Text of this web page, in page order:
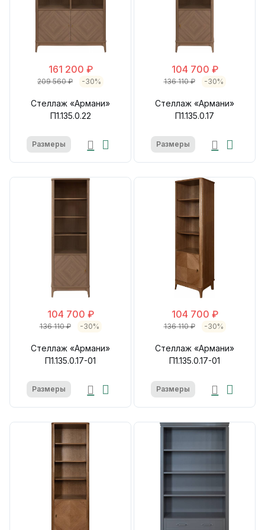
161 200 ₽
209 560 ₽ -30%
Стеллаж «Армани»
П1.135.0.22
Размеры
104 700 ₽
136 110 ₽ -30%
Стеллаж «Армани»
П1.135.0.17
Размеры
104 700 ₽
136 110 ₽ -30%
Стеллаж «Армани»
П1.135.0.17-01
Размеры
104 700 ₽
136 110 ₽ -30%
Стеллаж «Армани»
П1.135.0.17-01
Размеры